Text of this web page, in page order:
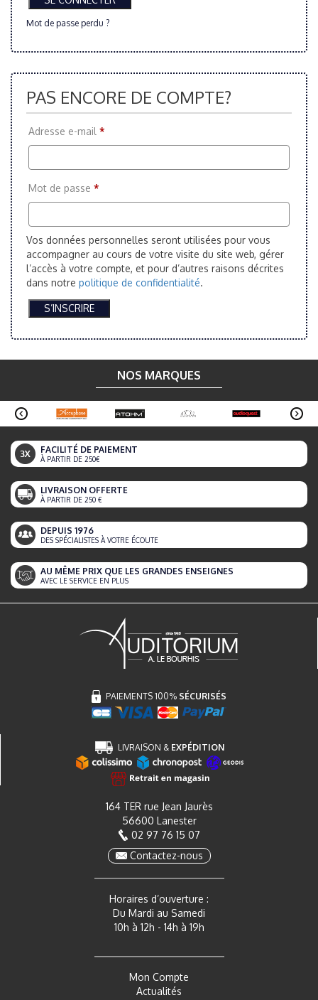
Mot de passe perdu ?
PAS ENCORE DE COMPTE?
Adresse e-mail *
Mot de passe *
Vos données personnelles seront utilisées pour vous
accompagner au cours de votre visite du site web, gérer
l’accès à votre compte, et pour d’autres raisons décrites
dans notre politique de confidentialité.
NOS MARQUES
FACILITÉ DE PAIEMENT
À PARTIR DE 250€
LIVRAISON OFFERTE
À PARTIR DE 250 €
DEPUIS 1976
DES SPÉCIALISTES À VOTRE ÉCOUTE
AU MÊME PRIX QUE LES GRANDES ENSEIGNES
AVEC LE SERVICE EN PLUS
PAIEMENTS 100% SÉCURISÉS
LIVRAISON & EXPÉDITION
164 TER rue Jean Jaurès
56600 Lanester
02 97 76 15 07
Contactez-nous
Horaires d’ouverture :
Du Mardi au Samedi
10h à 12h - 14h à 19h
Mon Compte
Actualités